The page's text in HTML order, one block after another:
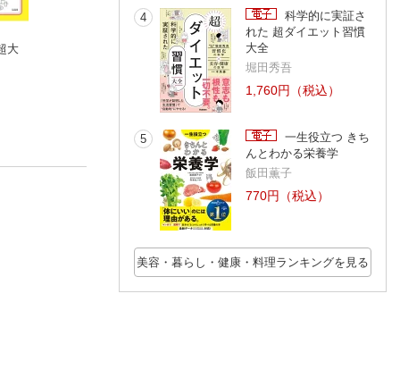
大
たっきーママの簡
単！からだリセット
丼
奥田和美
4
科学的に実証さ
れた 超ダイエット習慣
大全
堀田秀吾
1,760円（税込）
5
一生役立つ きち
んとわかる栄養学
飯田薫子
770円（税込）
美容・暮らし・健康・料理ランキングを見る